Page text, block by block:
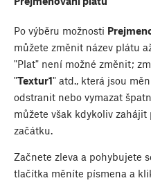
Po výběru možnosti
můžete změnit název plátu
"Plat" není možné změnit;
"Textur1" atd., která jsou
odstranit nebo vymazat
můžete však kdykoliv
začátku.
Začnete zleva a pohybujete
tlačítka měníte písmena a